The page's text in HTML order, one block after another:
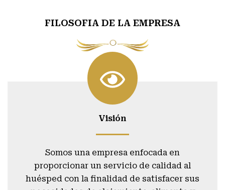
FILOSOFIA DE LA EMPRESA
Visión
Somos una empresa enfocada en
proporcionar un servicio de calidad al
huésped con la finalidad de satisfacer sus